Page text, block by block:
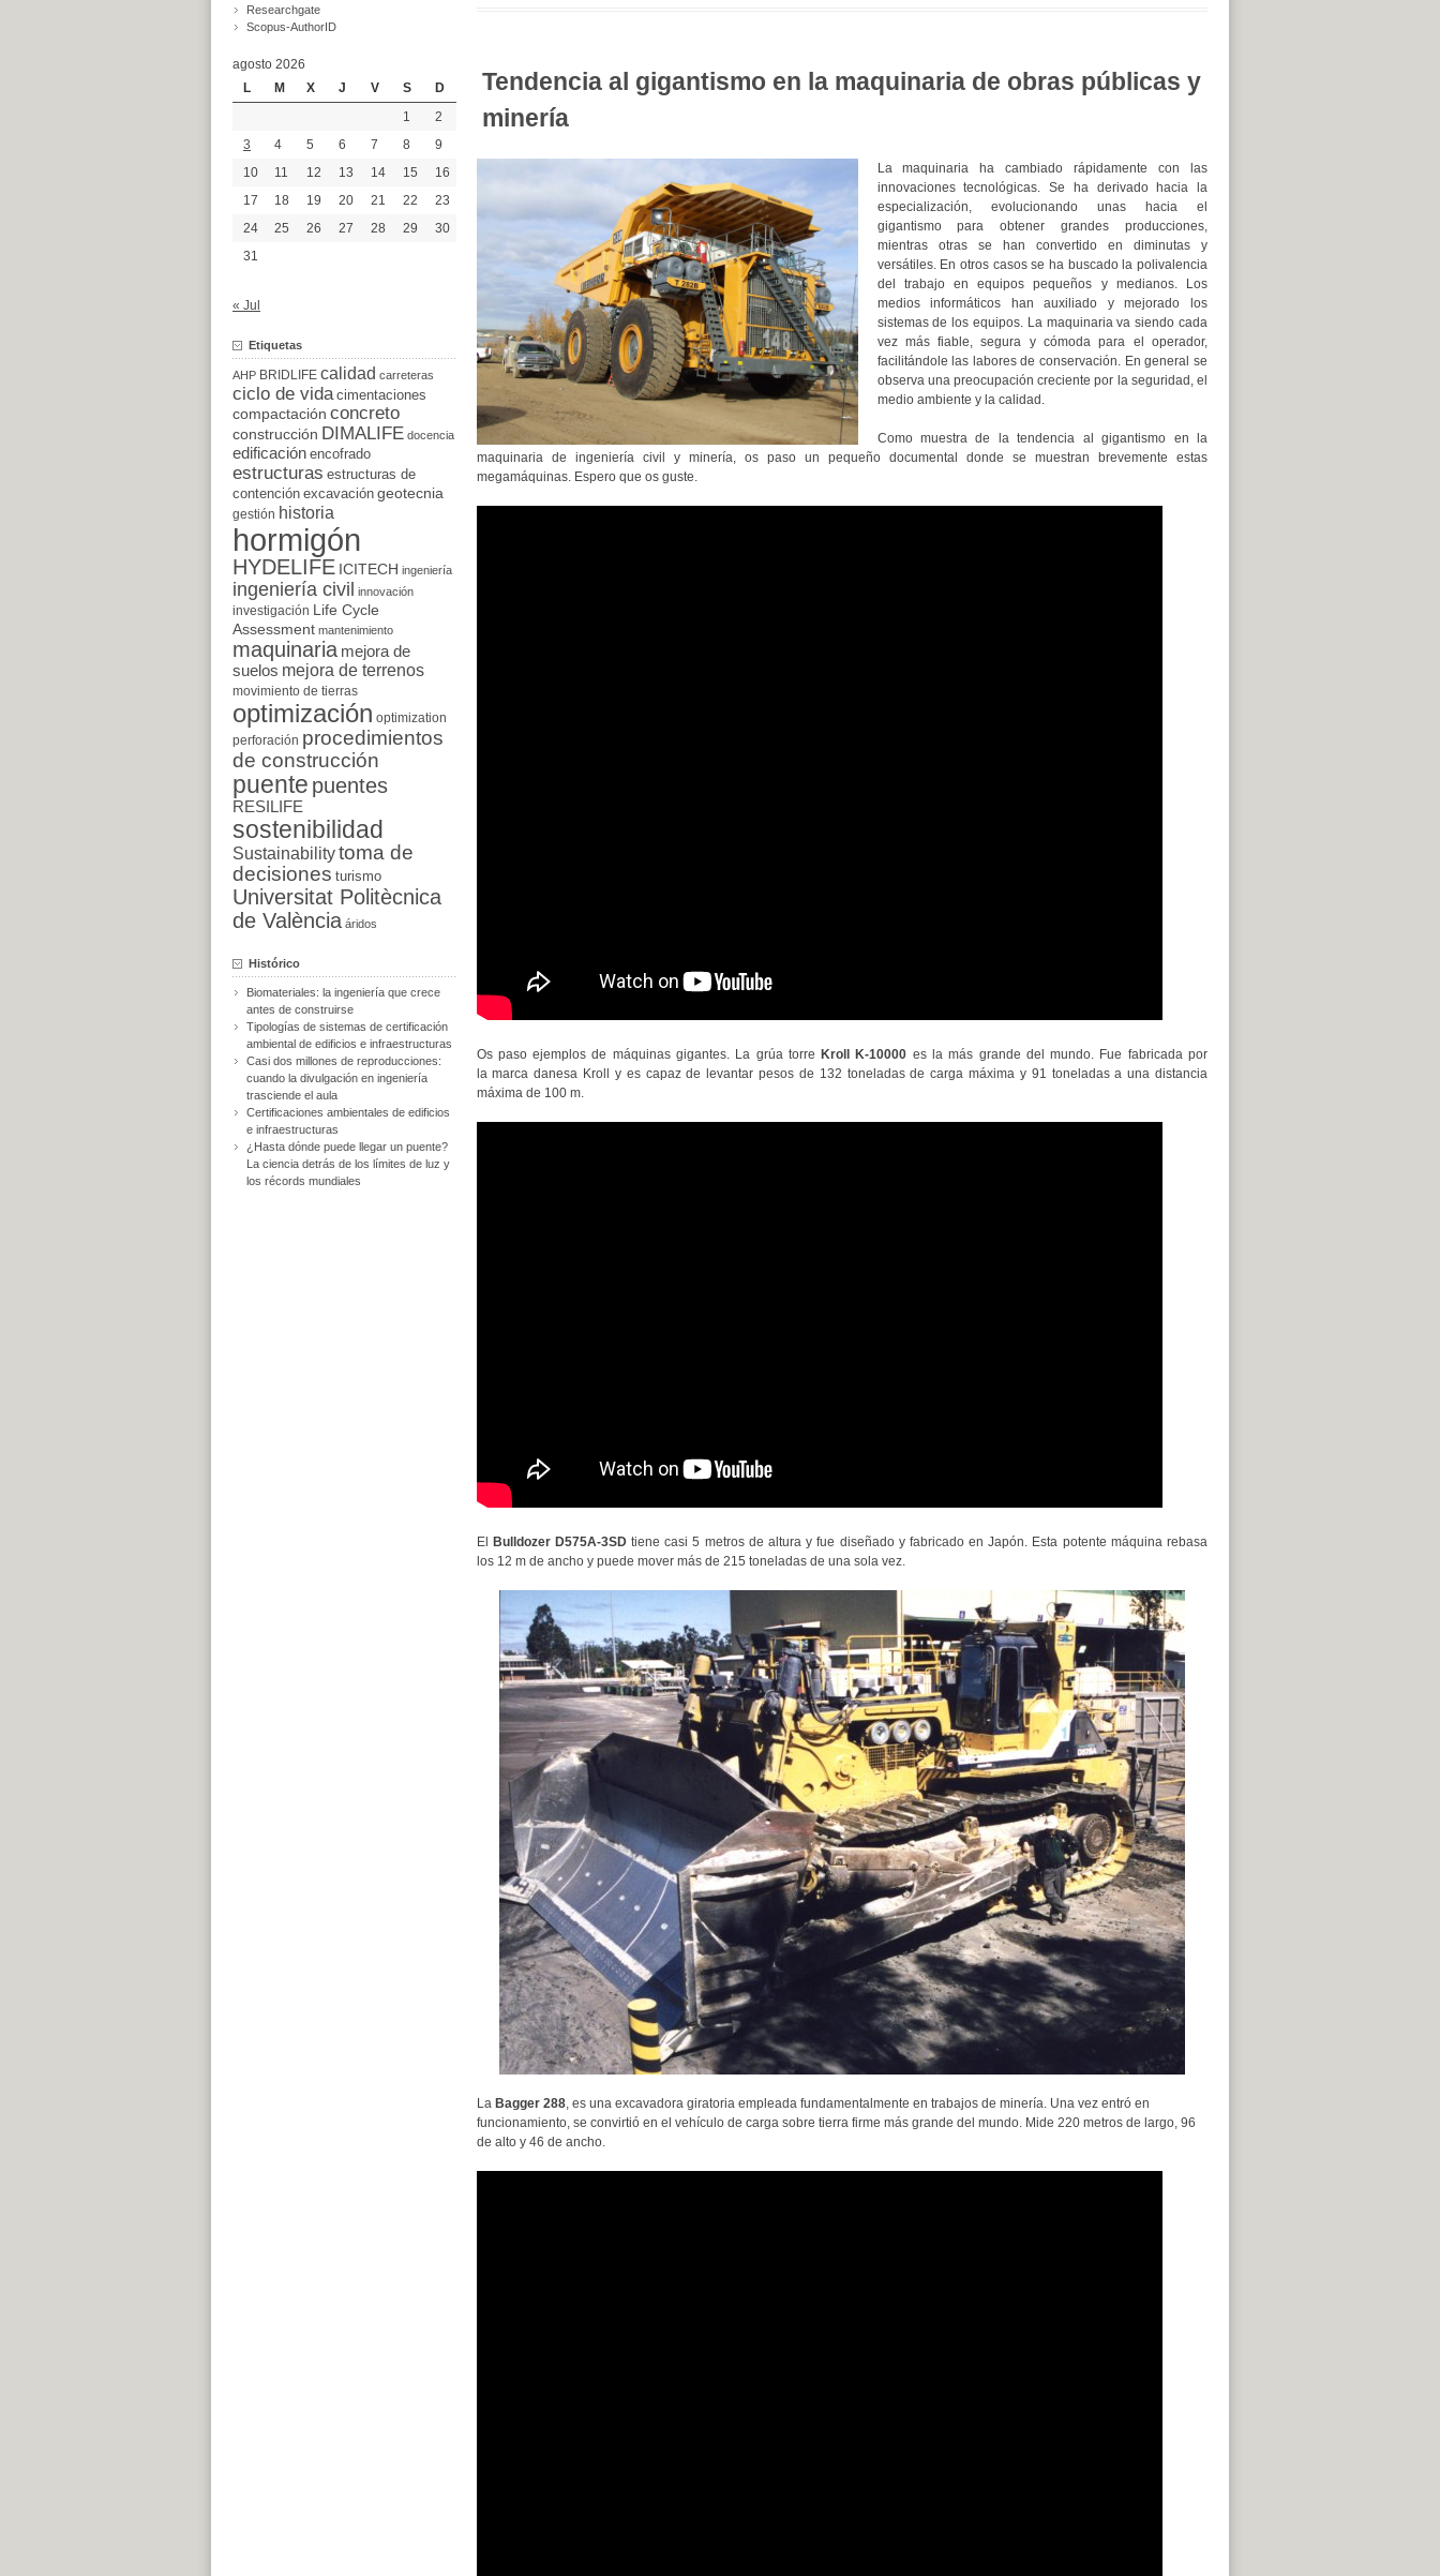
Tendencia al gigantismo en la maquinaria de obras públicas y
minería
La maquinaria ha cambiado rápidamente con las
innovaciones tecnológicas. Se ha derivado hacia la
especialización, evolucionando unas hacia el
gigantismo para obtener grandes producciones,
mientras otras se han convertido en diminutas y
versátiles. En otros casos se ha buscado la polivalencia
del trabajo en equipos pequeños y medianos. Los
medios informáticos han auxiliado y mejorado los
sistemas de los equipos. La maquinaria va siendo cada
vez más fiable, segura y cómoda para el operador,
facilitándole las labores de conservación. En general se
observa una preocupación creciente por la seguridad, el
medio ambiente y la calidad.
Como muestra de la tendencia al gigantismo en la
maquinaria de ingeniería civil y minería, os paso un pequeño documental donde se muestran brevemente estas
megamáquinas. Espero que os guste.
Os paso ejemplos de máquinas gigantes. La grúa torre Kroll K-10000 es la más grande del mundo. Fue fabricada por
la marca danesa Kroll y es capaz de levantar pesos de 132 toneladas de carga máxima y 91 toneladas a una distancia
máxima de 100 m.
El Bulldozer D575A-3SDtiene casi 5 metros de altura y fue diseñado y fabricado en Japón. Esta potente máquina rebasa
los 12 m de ancho y puede mover más de 215 toneladas de una sola vez.
La Bagger 288, es una excavadora giratoria empleada fundamentalmente en trabajos de minería. Una vez entró en
funcionamiento, se convirtió en el vehículo de carga sobre tierra firme más grande del mundo. Mide 220 metros de largo, 96
de alto y 46 de ancho.
Researchgate
Scopus-AuthorID
agosto 2026
L
M X J V S
D
1
2
3
4 5 6 7 8
9
10
11 12 13 14 15
16
17
18 19 20 21 22
23
24
25 26 27 28 29
30
31
« Jul
Etiquetas
AHP BRIDLIFE calidad carreteras
ciclo de vida cimentaciones
compactación concreto
construcción DIMALIFE docencia
edificación encofrado
estructuras estructuras de
contención excavación geotecnia
gestión historia
hormigón
HYDELIFE ICITECH ingeniería
ingeniería civil innovación
investigación
Life Cycle
Assessment mantenimiento
maquinaria mejora de
suelos mejora de terrenos
movimiento de tierras
optimización optimization
perforación procedimientos
de construcción
puente puentes
RESILIFE
sostenibilidad
Sustainabilitytoma de
decisiones turismo
Universitat Politècnica
de València áridos
Histórico
Biomateriales: la ingeniería que crece
antes de construirse
Tipologías de sistemas de certificación
ambiental de edificios e infraestructuras
Casi dos millones de reproducciones:
cuando la divulgación en ingeniería
trasciende el aula
Certificaciones ambientales de edificios
e infraestructuras
¿Hasta dónde puede llegar un puente?
La ciencia detrás de los límites de luz y
los récords mundiales